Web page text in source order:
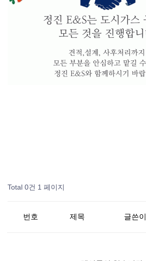
Total 0건 1 페이지
번호 제목 글쓴이